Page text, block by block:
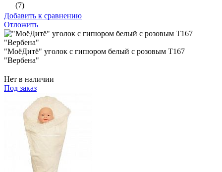
(7)
Добавить к сравнению
Отложить
"МоёДитё" уголок с гипюром белый с розовым Т167
"Вербена"
Нет в наличии
Под заказ